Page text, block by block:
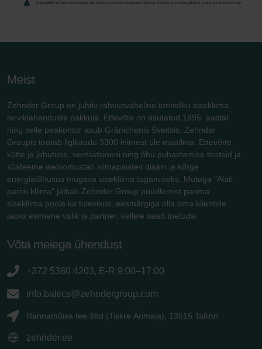
Meist
Zehnder Group on juhtiv rahvusvaheline tervisliku sisekliima
terviklahenduste pakkuja. Ettevõte on asutatud 1895. aastal
ning selle peakontor asub Gränichenis Šveitsis. Zehnder
Groupis töötab ligikaudu 3300 inimest üle maailma. Ettevõtte
kütte ja jahutuse, ventilatsiooni ning õhu puhastamise tooteid ja
süsteeme iseloomustab silmapaistev disain ja kõrge
energiatõhusus mugava sisekliima tagamiseks. Motoga "Alati
parim kliima" jätkab Zehnder Group püüdlemist parima
sisekliima poole ka tulevikus, eesmärgiga olla oma klientide
jaoks esimene valik ja partner, kellele saad toetuda.
Võta meiega ühendust
+372 5380 4203, E-R 9:00–17:00
info.baltics@zehndergroup.com
Rannamõisa tee 38d (Tiskre Ärimaja), 13516 Tallinn
zehnder.ee